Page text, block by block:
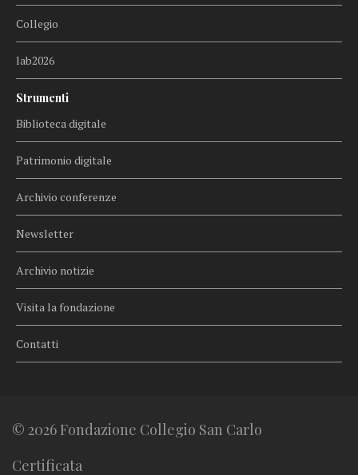
Collegio
lab2026
Strumenti
Biblioteca digitale
Patrimonio digitale
Archivio conferenze
Newsletter
Archivio notizie
Visita la fondazione
Contatti
© 2026 Fondazione Collegio San Carlo
Certificata